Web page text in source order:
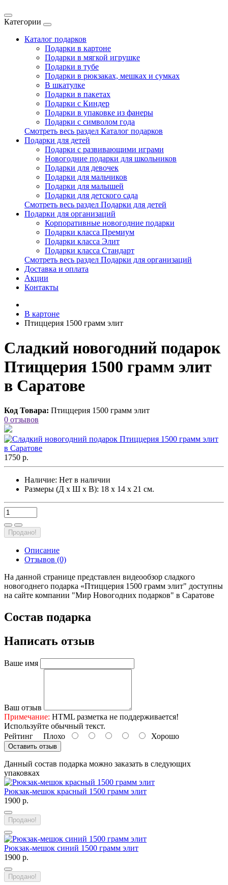
Категории
Каталог подарков
Подарки в картоне
Подарки в мягкой игрушке
Подарки в тубе
Подарки в рюкзаках, мешках и сумках
В шкатулке
Подарки в пакетах
Подарки с Киндер
Подарки в упаковке из фанеры
Подарки с символом года
Смотреть весь раздел Каталог подарков
Подарки для детей
Подарки с развивающими играми
Новогодние подарки для школьников
Подарки для девочек
Подарки для мальчиков
Подарки для малышей
Подарки для детского сада
Смотреть весь раздел Подарки для детей
Подарки для организаций
Корпоративные новогодние подарки
Подарки класса Премиум
Подарки класса Элит
Подарки класса Стандарт
Смотреть весь раздел Подарки для организаций
Доставка и оплата
Акции
Контакты
В картоне
Птиццерия 1500 грамм элит
Сладкий новогодний подарок
Птиццерия 1500 грамм элит
в Саратове
Код Товара: Птиццерия 1500 грамм элит
0 отзывов
1750 р.
Наличие: Нет в наличии
Размеры (Д х Ш х В): 18 х 14 х 21 см.
Продано!
Описание
Отзывов (0)
На данной странице представлен видеообзор сладкого
новогоднего подарка «Птиццерия 1500 грамм элит" доступны
на сайте компании "Мир Новогодних подарков" в Саратове
Состав подарка
Написать отзыв
Ваше имя
Ваш отзыв
Примечание: HTML разметка не поддерживается!
Используйте обычный текст.
Рейтинг Плохо Хорошо
Оставить отзыв
Данный состав подарка можно заказать в следующих
упаковках
Рюкзак-мешок красный 1500 грамм элит
1900 р.
Продано!
Рюкзак-мешок синий 1500 грамм элит
1900 р.
Продано!